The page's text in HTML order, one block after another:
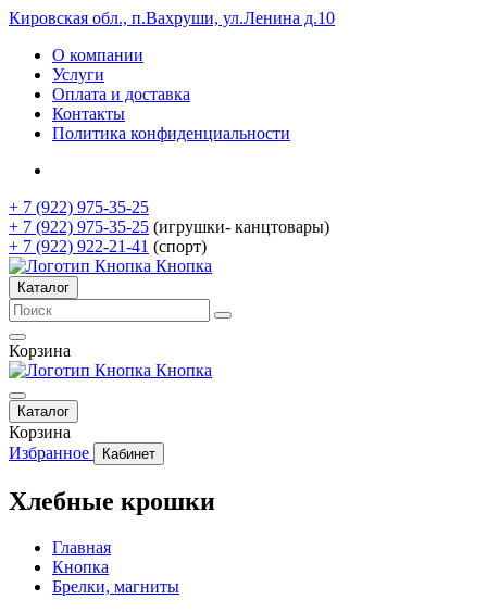
Кировская обл., п.Вахруши, ул.Ленина д.10
О компании
Услуги
Оплата и доставка
Контакты
Политика конфиденциальности
+ 7 (922) 975-35-25
+ 7 (922) 975-35-25 (игрушки- канцтовары)
+ 7 (922) 922-21-41 (спорт)
Кнопка
Каталог
Корзина
Кнопка
Каталог
Корзина
Избранное
Кабинет
Хлебные крошки
Главная
Кнопка
Брелки, магниты